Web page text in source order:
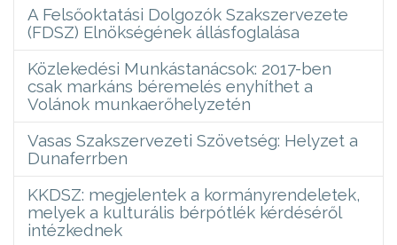
A Felsőoktatási Dolgozók Szakszervezete
(FDSZ) Elnökségének állásfoglalása
Közlekedési Munkástanácsok: 2017-ben
csak markáns béremelés enyhíthet a
Volánok munkaerőhelyzetén
Vasas Szakszervezeti Szövetség: Helyzet a
Dunaferrben
KKDSZ: megjelentek a kormányrendeletek,
melyek a kulturális bérpótlék kérdéséről
intézkednek